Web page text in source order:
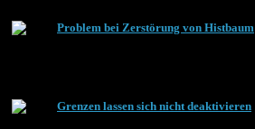
Problem bei Zerstörung von Histbaum
Grenzen lassen sich nicht deaktivieren